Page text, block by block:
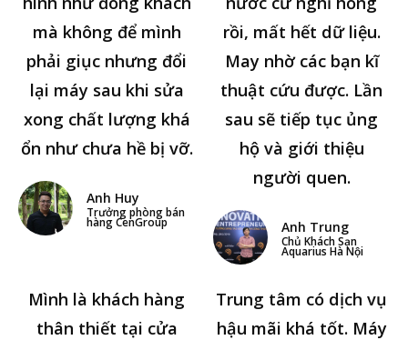
mà không để mình
phải giục nhưng đổi
lại máy sau khi sửa
xong chất lượng khá
ổn như chưa hề bị vỡ.
Anh Huy
Trưởng phòng bán
hàng CenGroup
rồi, mất hết dữ liệu.
May nhờ các bạn kĩ
thuật cứu được. Lần
sau sẽ tiếp tục ủng
hộ và giới thiệu
người quen.
Anh Trung
Chủ Khách Sạn
Aquarius Hà Nội
Mình là khách hàng
thân thiết tại cửa
Trung tâm có dịch vụ
hậu mãi khá tốt. Máy